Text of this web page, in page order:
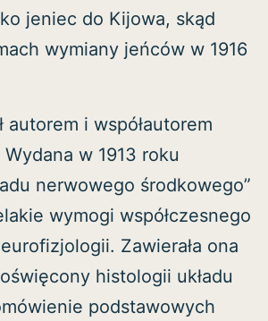
jeniec do Kijowa, skąd
wymiany jeńców w 1916
autorem i współautorem
w 1913 roku
nerwowego środkowego”
wymogi współczesnego
Zawierała ona
histologii układu
podstawowych